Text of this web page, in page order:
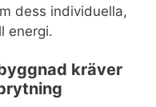
dess individuella,
energi.
kräver